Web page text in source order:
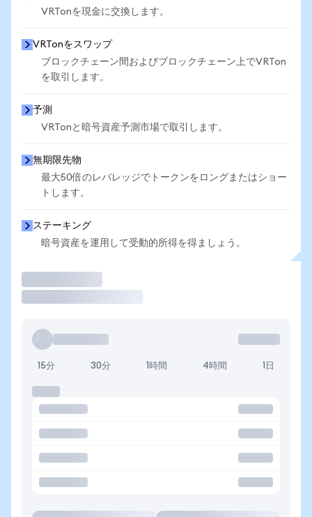
VRTonを現金に交換します。
VRTonをスワップ
ブロックチェーン間およびブロックチェーン上でVRTon
を取引します。
予測
VRTonと暗号資産予測市場で取引します。
無期限先物
最大50倍のレバレッジでトークンをロングまたはショー
トします。
ステーキング
暗号資産を運用して受動的所得を得ましょう。
15分 30分 1時間 4時間 1日